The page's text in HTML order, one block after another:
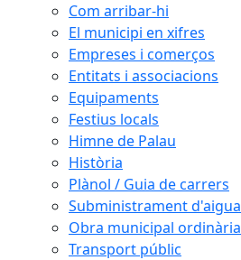
Com arribar-hi
El municipi en xifres
Empreses i comerços
Entitats i associacions
Equipaments
Festius locals
Himne de Palau
Història
Plànol / Guia de carrers
Subministrament d'aigua
Obra municipal ordinària
Transport públic